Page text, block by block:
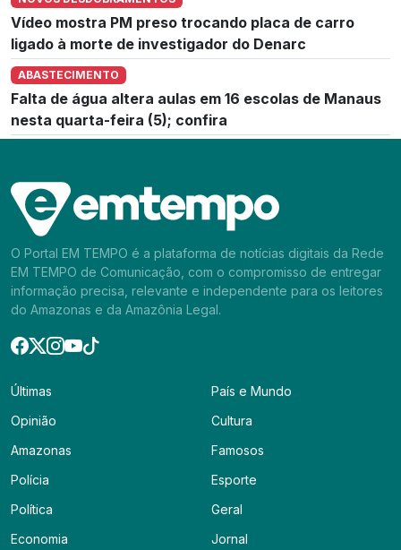
Vídeo mostra PM preso trocando placa de carro
ligado à morte de investigador do Denarc
ABASTECIMENTO
Falta de água altera aulas em 16 escolas de Manaus
nesta quarta-feira (5); confira
O Portal EM TEMPO é a plataforma de notícias digitais da Rede
EM TEMPO de Comunicação, com o compromisso de entregar
informação precisa, relevante e independente para os leitores
do Amazonas e da Amazônia Legal.
Últimas
Opinião
Amazonas
Polícia
Política
Economia
País e Mundo
Cultura
Famosos
Esporte
Geral
Jornal